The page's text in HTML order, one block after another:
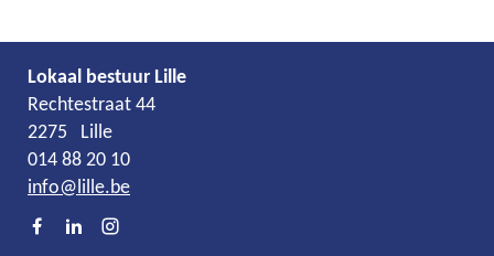
Lokaal bestuur Lille
Adres
Rechtestraat 44
2275
Lille
Tel.
014 88 20 10
E-
mail
info@lille.be